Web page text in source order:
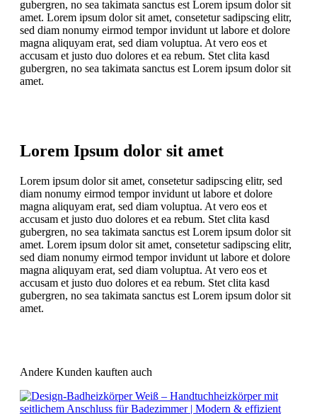
gubergren, no sea takimata sanctus est Lorem ipsum dolor sit
amet. Lorem ipsum dolor sit amet, consetetur sadipscing elitr,
sed diam nonumy eirmod tempor invidunt ut labore et dolore
magna aliquyam erat, sed diam voluptua. At vero eos et
accusam et justo duo dolores et ea rebum. Stet clita kasd
gubergren, no sea takimata sanctus est Lorem ipsum dolor sit
amet.
Lorem Ipsum dolor sit amet
Lorem ipsum dolor sit amet, consetetur sadipscing elitr, sed
diam nonumy eirmod tempor invidunt ut labore et dolore
magna aliquyam erat, sed diam voluptua. At vero eos et
accusam et justo duo dolores et ea rebum. Stet clita kasd
gubergren, no sea takimata sanctus est Lorem ipsum dolor sit
amet. Lorem ipsum dolor sit amet, consetetur sadipscing elitr,
sed diam nonumy eirmod tempor invidunt ut labore et dolore
magna aliquyam erat, sed diam voluptua. At vero eos et
accusam et justo duo dolores et ea rebum. Stet clita kasd
gubergren, no sea takimata sanctus est Lorem ipsum dolor sit
amet.
Andere Kunden kauften auch